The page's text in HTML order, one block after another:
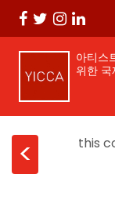
아티스
위한 국
< this